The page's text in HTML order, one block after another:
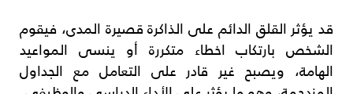
قد يؤثر القلق الدائم على الذاكرة قصيرة المدى، فيقوم
الشخص بارتكاب اخطاء متكررة أو ينسى المواعيد
الهامة، ويصبح غير قادر على التعامل مع الجداول